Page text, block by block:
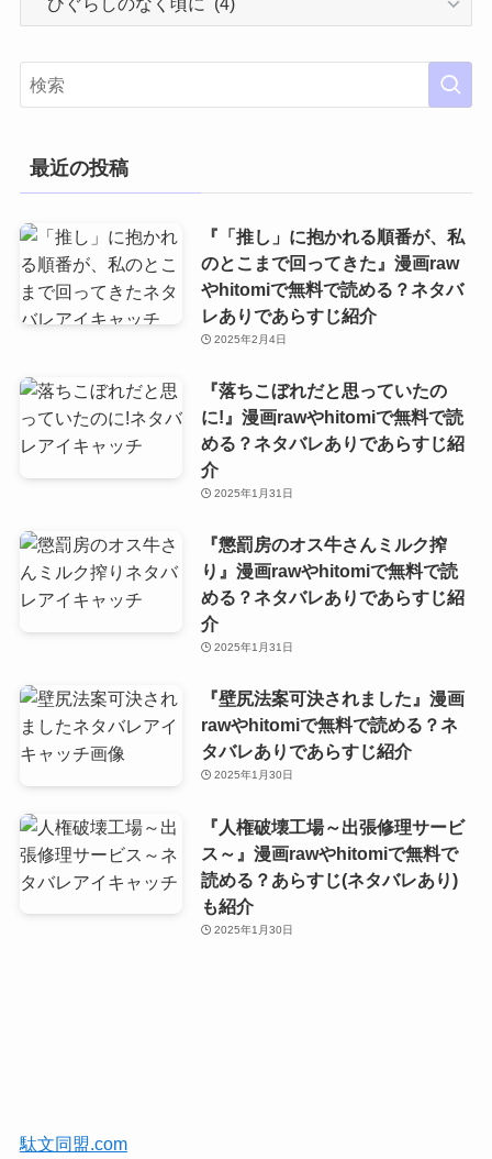
リ
ー
最近の投稿
『「推し」に抱かれる順番が、私
のとこまで回ってきた』漫画raw
やhitomiで無料で読める？ネタバ
レありであらすじ紹介
2025年2月4日
『落ちこぼれだと思っていたの
に!』漫画rawやhitomiで無料で読
める？ネタバレありであらすじ紹
介
2025年1月31日
『懲罰房のオス牛さんミルク搾
り』漫画rawやhitomiで無料で読
める？ネタバレありであらすじ紹
介
2025年1月31日
『壁尻法案可決されました』漫画
rawやhitomiで無料で読める？ネ
タバレありであらすじ紹介
2025年1月30日
『人権破壊工場～出張修理サービ
ス～』漫画rawやhitomiで無料で
読める？あらすじ(ネタバレあり)
も紹介
2025年1月30日
駄文同盟.com